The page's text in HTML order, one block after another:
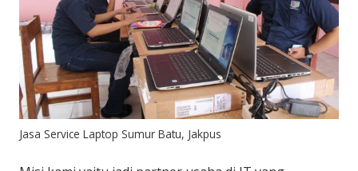
Jasa Service Laptop Sumur Batu, Jakpus